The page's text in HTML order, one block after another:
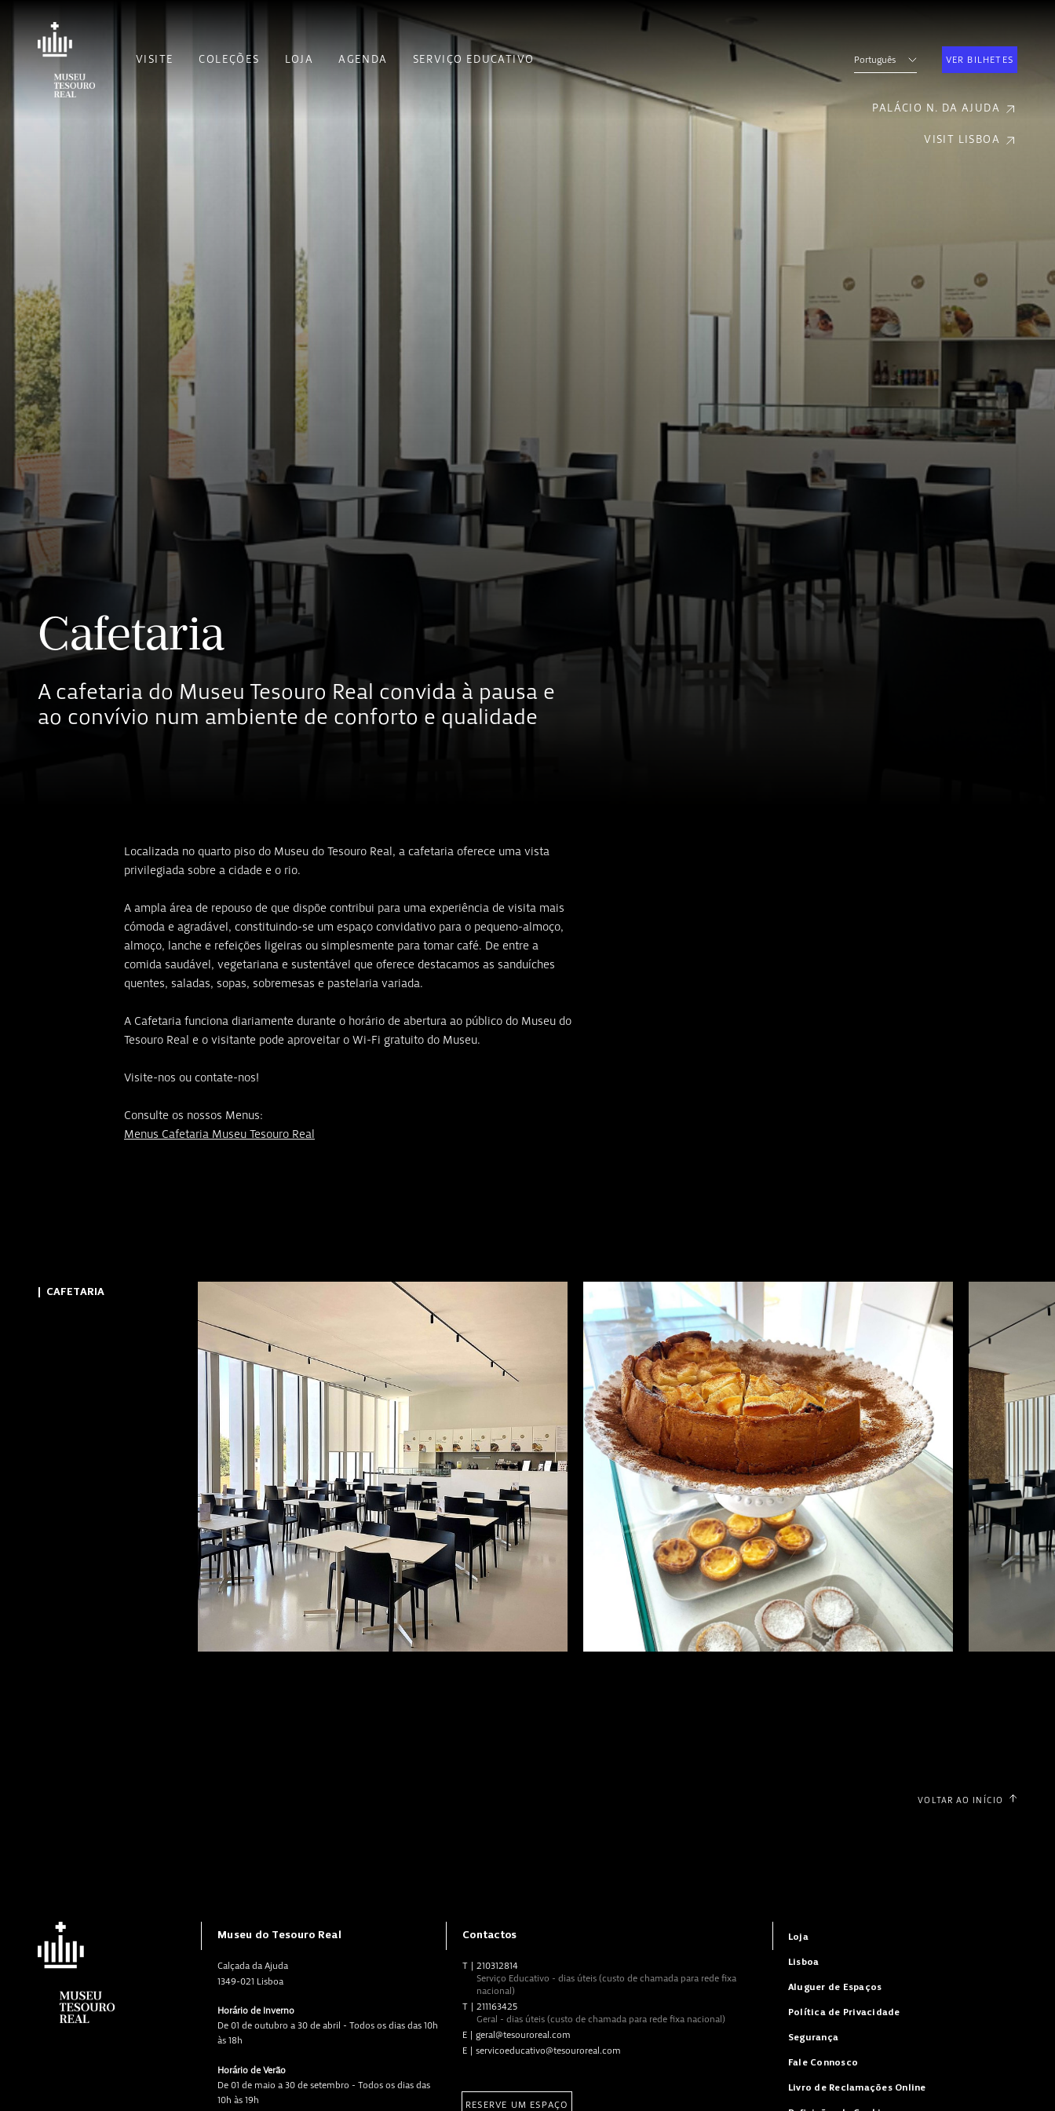
VISITE COLEÇÕES LOJA AGENDA SERVIÇO EDUCATIVO Português VER BILHETES
PALÁCIO N. DA AJUDA
VISIT LISBOA
Cafetaria
A cafetaria do Museu Tesouro Real convida à pausa e
ao convívio num ambiente de conforto e qualidade
Localizada no quarto piso do Museu do Tesouro Real, a cafetaria oferece uma vista
privilegiada sobre a cidade e o rio.
A ampla área de repouso de que dispõe contribui para uma experiência de visita mais
cómoda e agradável, constituindo-se um espaço convidativo para o pequeno-almoço,
almoço, lanche e refeições ligeiras ou simplesmente para tomar café. De entre a
comida saudável, vegetariana e sustentável que oferece destacamos as sanduíches
quentes, saladas, sopas, sobremesas e pastelaria variada.
A Cafetaria funciona diariamente durante o horário de abertura ao público do Museu do
Tesouro Real e o visitante pode aproveitar o Wi-Fi gratuito do Museu.
Visite-nos ou contate-nos!
Consulte os nossos Menus:
Menus Cafetaria Museu Tesouro Real
CAFETARIA
VOLTAR AO INÍCIO
Museu do Tesouro Real
Calçada da Ajuda
1349-021 Lisboa
Horário de Inverno
De 01 de outubro a 30 de abril - Todos os dias das 10h
às 18h
Horário de Verão
De 01 de maio a 30 de setembro - Todos os dias das
10h às 19h
Contactos
T
210312814
Serviço Educativo - dias úteis (custo de chamada para rede fixa
nacional)
T
211163425
Geral - dias úteis (custo de chamada para rede fixa nacional)
E
geral@tesouroreal.com
E
servicoeducativo@tesouroreal.com
RESERVE UM ESPAÇO
Loja
Lisboa
Aluguer de Espaços
Política de Privacidade
Segurança
Fale Connosco
Livro de Reclamações Online